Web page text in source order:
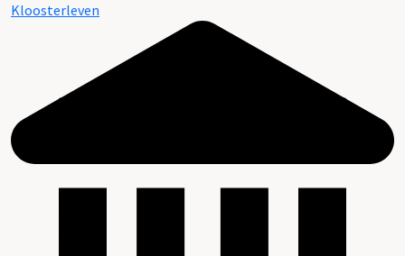
Kloosterleven